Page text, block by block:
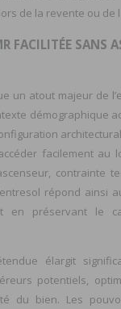
de la revente ou de
FACILITÉE SANS
un atout majeur de
démographique
facilement au
contrainte
répond ainsi
en préservant le
élargit
potentiels,
du bien. Les